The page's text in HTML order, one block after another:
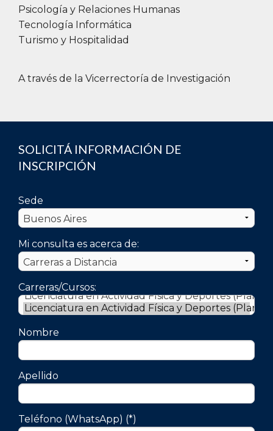
Psicología y Relaciones Humanas
Tecnología Informática
Turismo y Hospitalidad
A través de la Vicerrectoría de Investigación
SOLICITÁ INFORMACIÓN DE
INSCRIPCIÓN
Sede
Mi consulta es acerca de:
Carreras/Cursos:
Nombre
Apellido
Teléfono (WhatsApp) (*)